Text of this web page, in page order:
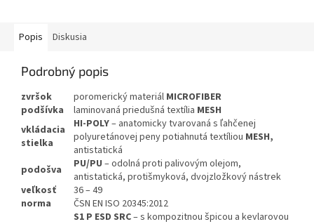
Popis Diskusia
Podrobný popis
zvršok poromerický materiál MICROFIBER
podšívka
laminovaná priedušná textília MESH
vkládacia
stielka
HI-POLY– anatomicky tvarovaná s ľahčenej
polyuretánovej peny potiahnutá textíliou MESH,
antistatická
podošva
PU/PU – odolná proti palivovým olejom,
antistatická, protišmyková, dvojzložkový nástrek
veľkosť
36 – 49
norma
ČSN EN ISO 20345:2012
S1 P ESD SRC– s kompozitnou špicou a kevlarovou